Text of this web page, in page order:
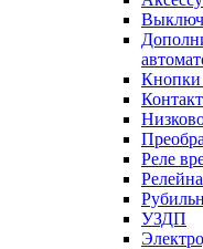
Кнопки
Реле
УЗДП